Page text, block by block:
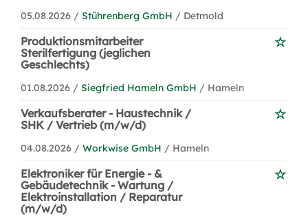
05.08.2026 / Stührenberg GmbH / Detmold
Produktionsmitarbeiter
Sterilfertigung (jeglichen
Geschlechts)
01.08.2026 / Siegfried Hameln GmbH / Hameln
Verkaufsberater - Haustechnik /
SHK / Vertrieb (m/w/d)
04.08.2026 / Workwise GmbH / Hameln
Elektroniker für Energie - &
Gebäudetechnik - Wartung /
Elektroinstallation / Reparatur
(m/w/d)